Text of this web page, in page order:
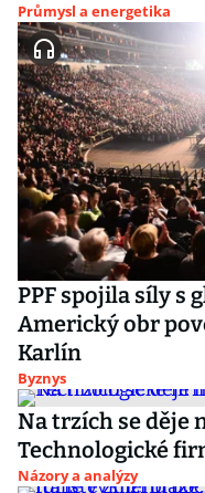
Průmysl a energetika
PPF spojila síly s
Americký obr
Karlín
Byznys
Na trzích se děje
Technologické
Názory a analýzy